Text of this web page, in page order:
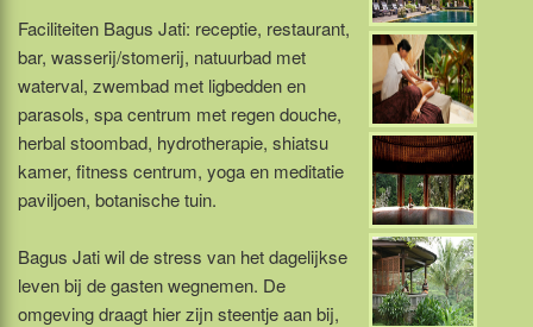
Faciliteiten Bagus Jati: receptie, restaurant,
bar, wasserij/stomerij, natuurbad met
waterval, zwembad met ligbedden en
parasols, spa centrum met regen douche,
herbal stoombad, hydrotherapie, shiatsu
kamer, fitness centrum, yoga en meditatie
paviljoen, botanische tuin.
Bagus Jati wil de stress van het dagelijkse
leven bij de gasten wegnemen. De
omgeving draagt hier zijn steentje aan bij,